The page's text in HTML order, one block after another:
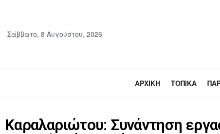
Σάββατο, 8 Αυγούστου, 2026
ΑΡΧΙΚΉ ΤΟΠΙΚΆ
Καραλαριώτου: Συνάντηση